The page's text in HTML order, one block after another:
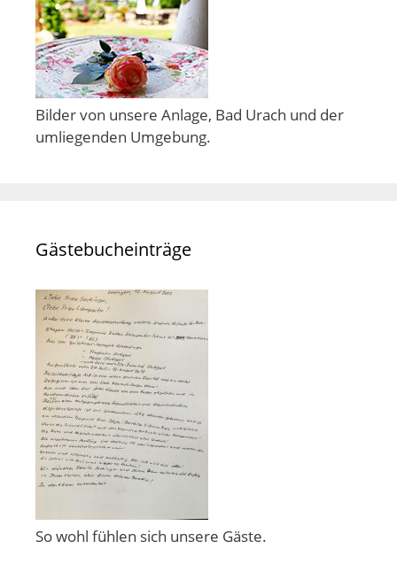
Bilder von unsere Anlage, Bad Urach und der
umliegenden Umgebung.
Gästebucheinträge
So wohl fühlen sich unsere Gäste.